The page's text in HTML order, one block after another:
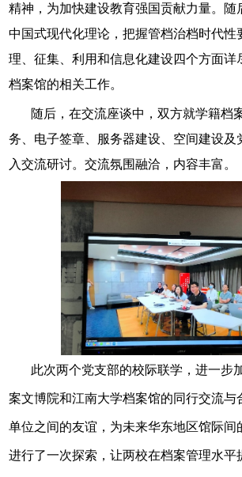
精神， 为加快建设教育强国贡献力量。随
中国式现代化理论，把握管档治档时代性
理、征集、利用和信息化建设四个方面详
档案馆的相关工作。
随后，在交流座谈中，双方就学籍档
务、电子签章、服务器建设、空间建设及
入交流研讨。交流氛围融洽，内容丰富。
此次两个党支部的校际联学，进一步
案文博院和江南大学档案馆的同行交流与
单位之间的友谊，为未来华东地区馆际间
进行了一次探索，让两校在档案管理水平